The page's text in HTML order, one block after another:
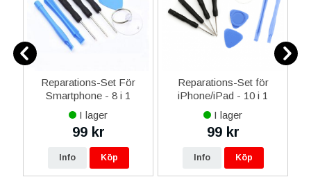
Reparations-Set För
Smartphone - 8 i 1
I lager
99 kr
Info Köp
Reparations-Set för
iPhone/iPad - 10 i 1
I lager
99 kr
Info Köp